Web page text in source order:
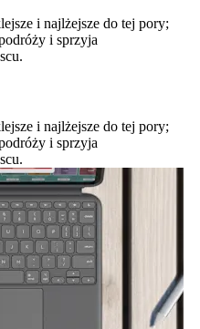
i najlżejsze do tej pory;
i sprzyja
i najlżejsze do tej pory;
i sprzyja